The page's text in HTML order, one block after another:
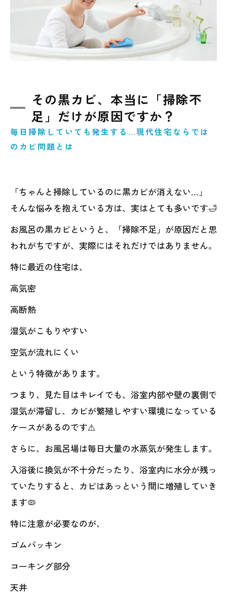
かる見えないカビリスク
再発を防ぐために大切なのは「カビを取る」
より「原因を知る」こと
その黒カビ、本当に「掃除不
足」だけが原因ですか？
毎日掃除していても発生する…現代住宅ならでは
のカビ問題とは
「ちゃんと掃除しているのに黒カビが消えない…」
そんな悩みを抱えている方は、実はとても多いです🛁
お風呂の黒カビというと、「掃除不足」が原因だと思
われがちですが、実際にはそれだけではありません。
特に最近の住宅は、
高気密
高断熱
湿気がこもりやすい
空気が流れにくい
という特徴があります。
つまり、見た目はキレイでも、浴室内部や壁の裏側で
湿気が滞留し、カビが繁殖しやすい環境になっている
ケースがあるのです⚠️
さらに、お風呂場は毎日大量の水蒸気が発生します。
入浴後に換気が不十分だったり、浴室内に水分が残っ
ていたりすると、カビはあっという間に増殖していき
ます🦠
特に注意が必要なのが、
ゴムパッキン
コーキング部分
天井